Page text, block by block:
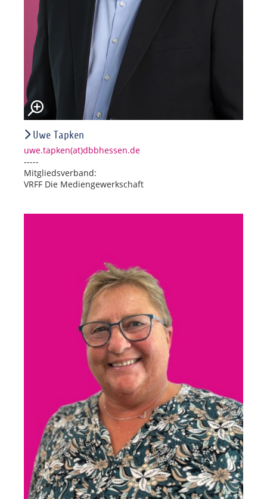
Uwe Tapken
uwe.tapken(at)dbbhessen.de
-----
Mitgliedsverband:
VRFF Die Mediengewerkschaft